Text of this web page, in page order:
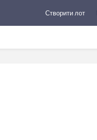
Створити лот